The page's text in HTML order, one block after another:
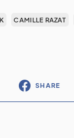
CAMILLE RAZAT
SHARE